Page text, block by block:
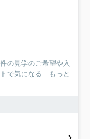
の見学のご希望や入
で気になる...
もっと